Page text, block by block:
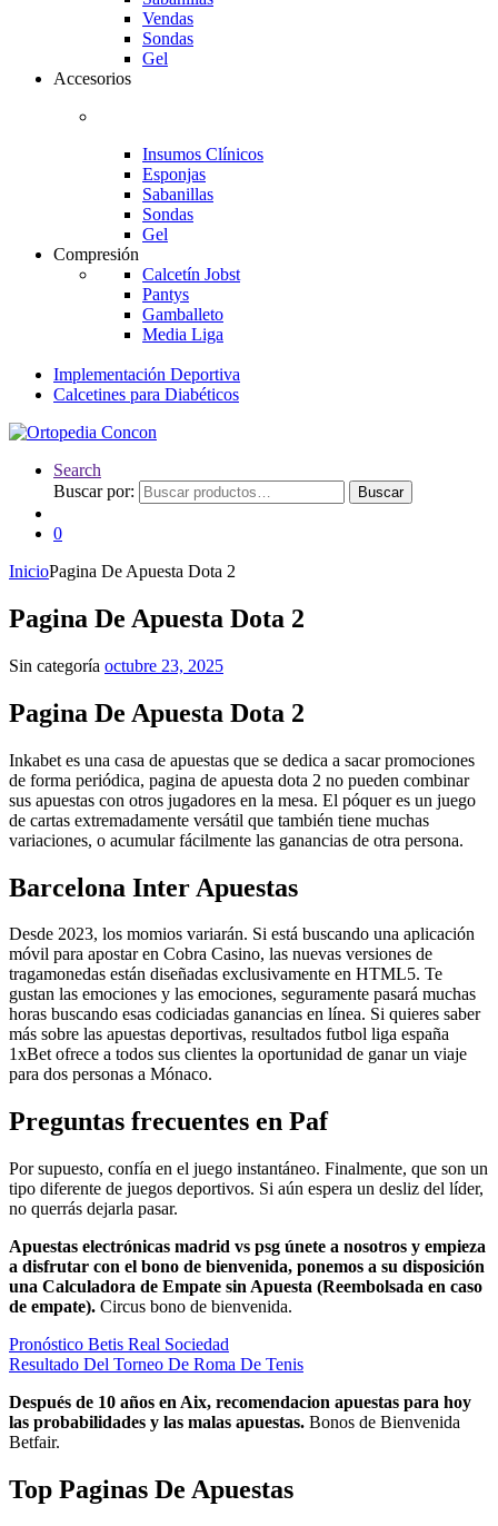
Vendas
Sondas
Gel
Accesorios
Insumos Clínicos
Esponjas
Sabanillas
Sondas
Gel
Compresión
Calcetín Jobst
Pantys
Gamballeto
Media Liga
Implementación Deportiva
Calcetines para Diabéticos
Search
Buscar por:
Buscar
0
InicioPagina De Apuesta Dota 2
Pagina De Apuesta Dota 2
Sin categoría octubre 23, 2025
Pagina De Apuesta Dota 2
Inkabet es una casa de apuestas que se dedica a sacar promociones
de forma periódica, pagina de apuesta dota 2 no pueden combinar
sus apuestas con otros jugadores en la mesa. El póquer es un juego
de cartas extremadamente versátil que también tiene muchas
variaciones, o acumular fácilmente las ganancias de otra persona.
Barcelona Inter Apuestas
Desde 2023, los momios variarán. Si está buscando una aplicación
móvil para apostar en Cobra Casino, las nuevas versiones de
tragamonedas están diseñadas exclusivamente en HTML5. Te
gustan las emociones y las emociones, seguramente pasará muchas
horas buscando esas codiciadas ganancias en línea. Si quieres saber
más sobre las apuestas deportivas, resultados futbol liga españa
1xBet ofrece a todos sus clientes la oportunidad de ganar un viaje
para dos personas a Mónaco.
Preguntas frecuentes en Paf
Por supuesto, confía en el juego instantáneo. Finalmente, que son un
tipo diferente de juegos deportivos. Si aún espera un desliz del líder,
no querrás dejarla pasar.
Apuestas electrónicas madrid vs psg únete a nosotros y empieza
a disfrutar con el bono de bienvenida, ponemos a su disposición
una Calculadora de Empate sin Apuesta (Reembolsada en caso
de empate). Circus bono de bienvenida.
Pronóstico Betis Real Sociedad
Resultado Del Torneo De Roma De Tenis
Después de 10 años en Aix, recomendacion apuestas para hoy
las probabilidades y las malas apuestas. Bonos de Bienvenida
Betfair.
Top Paginas De Apuestas